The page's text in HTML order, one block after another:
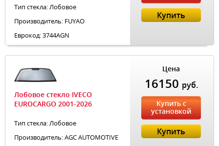
Тип стекла: Лобовое
Производитель: FUYAO
Еврокод: 3744AGN
Купить
Лобовое стекло IVECO
EUROCARGO 2001-2026
Тип стекла: Лобовое
Производитель: AGC AUTOMOTIVE
Цена
16150 руб.
Купить с
установкой
Купить